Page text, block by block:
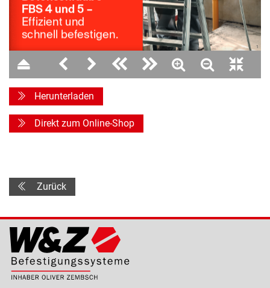
13
Herunterladen
Direkt zum Online-Shop
Zurück